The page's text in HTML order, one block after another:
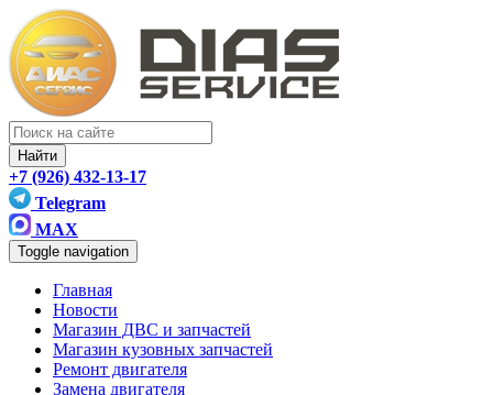
Найти
+7 (926) 432-13-17
Telegram
MAX
Toggle navigation
Главная
Новости
Магазин ДВС и запчастей
Магазин кузовных запчастей
Ремонт двигателя
Замена двигателя